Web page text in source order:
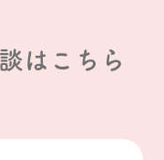
はこちら